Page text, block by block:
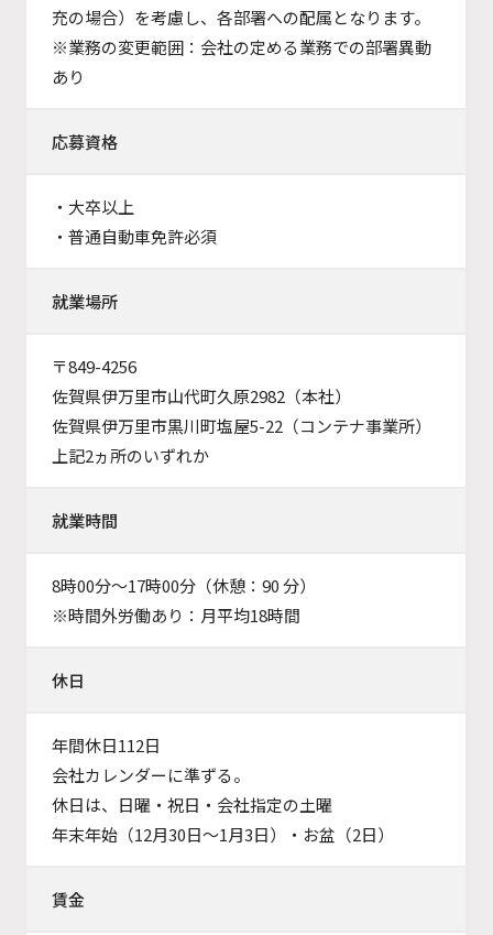
充の場合）を考慮し、各部署への配属となります。
※業務の変更範囲：会社の定める業務での部署異動
あり
応募資格
・大卒以上
・普通自動車免許必須
就業場所
〒849-4256
佐賀県伊万里市山代町久原2982（本社）
佐賀県伊万里市黒川町塩屋5-22（コンテナ事業所）
上記2ヵ所のいずれか
就業時間
8時00分～17時00分（休憩：90 分）
※時間外労働あり：月平均18時間
休日
年間休日112日
会社カレンダーに準ずる。
休日は、日曜・祝日・会社指定の土曜
年末年始（12月30日〜1月3日）・お盆（2日）
賃金